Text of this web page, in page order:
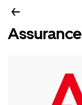
Assurance